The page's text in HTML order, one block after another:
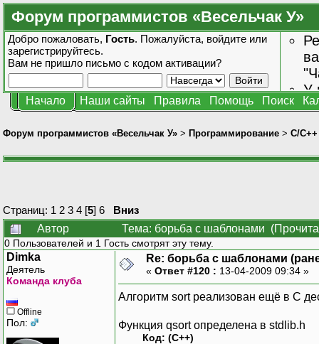
Форум программистов «Весельчак У»
Добро пожаловать, Гость. Пожалуйста, войдите или
зарегистрируйтесь.
Вам не пришло письмо с кодом активации?
У
Начало Наши сайты Правила Помощь Поиск
Форум программистов «Весельчак У» > Программирование > C/C++
Страниц: 1 2 3 4 [5] 6
Вниз
Автор
Тема: борьба с шаблонами
0 Пользователей и 1 Гость смотрят эту тему.
Dimka
Деятель
Команда клуба
Offline
Пол:
Re: борьба с шаблонами
« Ответ #120 : 13-04-2009 09:34 »
Алгоритм sort реализован ещё в C
Функция qsort определена в stdlib.h
Код: (C++)